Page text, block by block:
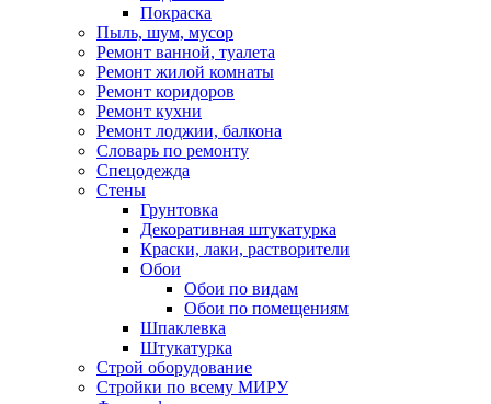
Покраска
Пыль, шум, мусор
Ремонт ванной, туалета
Ремонт жилой комнаты
Ремонт коридоров
Ремонт кухни
Ремонт лоджии, балкона
Словарь по ремонту
Спецодежда
Стены
Грунтовка
Декоративная штукатурка
Краски, лаки, растворители
Обои
Обои по видам
Обои по помещениям
Шпаклевка
Штукатурка
Строй оборудование
Стройки по всему МИРУ